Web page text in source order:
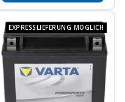
EXPRESSLIEFERUNG MÖGLICH